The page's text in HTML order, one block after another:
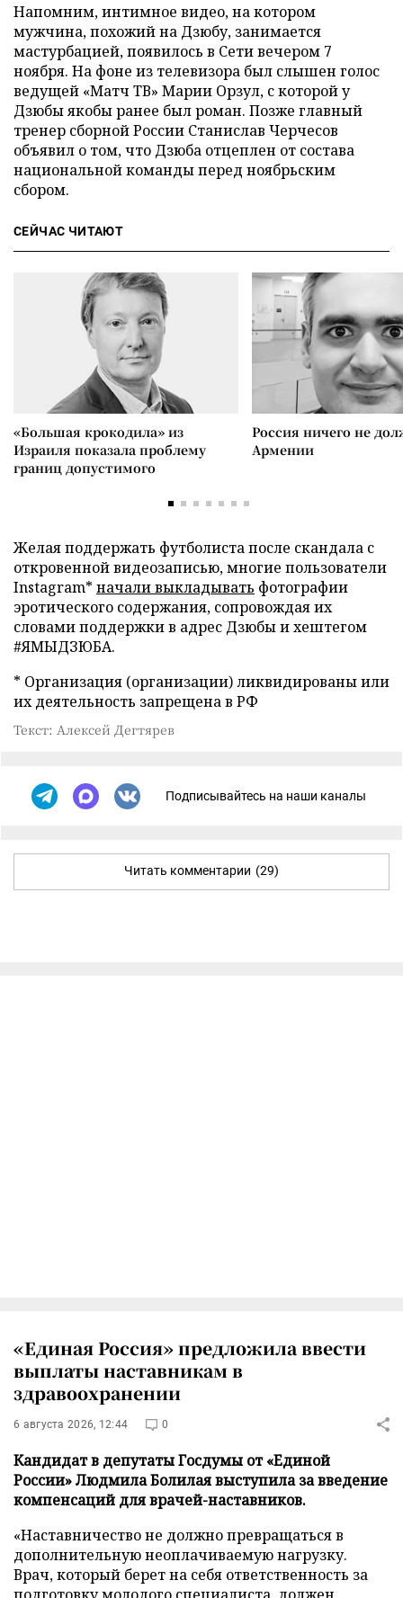
Напомним, интимное видео, на котором
мужчина, похожий на Дзюбу, занимается
мастурбацией, появилось в Сети вечером 7
ноября. На фоне из телевизора был слышен голос
ведущей «Матч ТВ» Марии Орзул, с которой у
Дзюбы якобы ранее был роман. Позже главный
тренер сборной России Станислав Черчесов
объявил о том, что Дзюба отцеплен от состава
национальной команды перед ноябрьским
сбором.
СЕЙЧАС ЧИТАЮТ
«Большая крокодила» из
Израиля показала проблему
границ допустимого
Россия ничего не
Армении
Желая поддержать футболиста после скандала с
откровенной видеозаписью, многие пользователи
Instagram* начали выкладывать фотографии
эротического содержания, сопровождая их
словами поддержки в адрес Дзюбы и хештегом
#ЯМЫДЗЮБА.
* Организация (организации) ликвидированы или
их деятельность запрещена в РФ
Текст: Алексей Дегтярев
Подписывайтесь на наши каналы
Читать комментарии (29)
«Единая Россия» предложила ввести
выплаты наставникам в
здравоохранении
6 августа 2026, 12:44 0
Кандидат в депутаты Госдумы от «Единой
России» Людмила Болилая выступила за введение
компенсаций для врачей-наставников.
«Наставничество не должно превращаться в
дополнительную неоплачиваемую нагрузку.
Врач, который берет на себя ответственность за